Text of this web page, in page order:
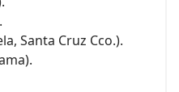
.
Santa Cruz Cco.).